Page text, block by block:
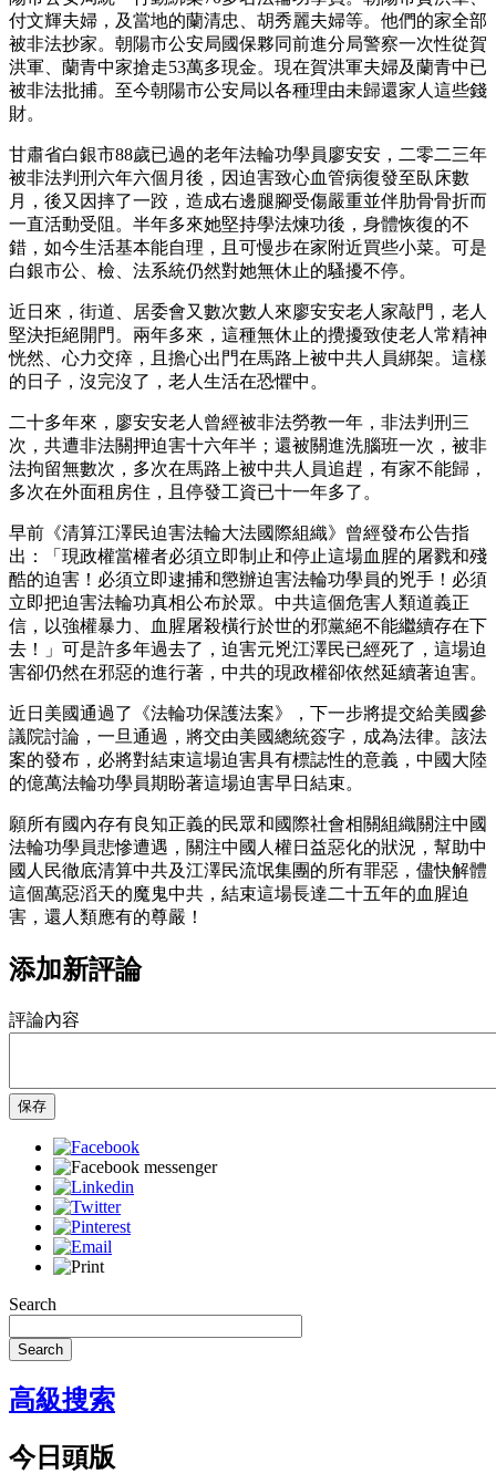
付文輝夫婦，及當地的蘭清忠、胡秀麗夫婦等。他們的家全部
被非法抄家。朝陽市公安局國保夥同前進分局警察一次性從賀
洪軍、蘭青中家搶走53萬多現金。現在賀洪軍夫婦及蘭青中已
被非法批捕。至今朝陽市公安局以各種理由未歸還家人這些錢
財。
甘肅省白銀市88歲已過的老年法輪功學員廖安安，二零二三年
被非法判刑六年六個月後，因迫害致心血管病復發至臥床數
月，後又因摔了一跤，造成右邊腿腳受傷嚴重並伴肋骨骨折而
一直活動受阻。半年多來她堅持學法煉功後，身體恢復的不
錯，如今生活基本能自理，且可慢步在家附近買些小菜。可是
白銀市公、檢、法系統仍然對她無休止的騷擾不停。
近日來，街道、居委會又數次數人來廖安安老人家敲門，老人
堅決拒絕開門。兩年多來，這種無休止的攪擾致使老人常精神
恍然、心力交瘁，且擔心出門在馬路上被中共人員綁架。這樣
的日子，沒完沒了，老人生活在恐懼中。
二十多年來，廖安安老人曾經被非法勞教一年，非法判刑三
次，共遭非法關押迫害十六年半；還被關進洗腦班一次，被非
法拘留無數次，多次在馬路上被中共人員追趕，有家不能歸，
多次在外面租房住，且停發工資已十一年多了。
早前《清算江澤民迫害法輪大法國際組織》曾經發布公告指
出：「現政權當權者必須立即制止和停止這場血腥的屠戮和殘
酷的迫害！必須立即逮捕和懲辦迫害法輪功學員的兇手！必須
立即把迫害法輪功真相公布於眾。中共這個危害人類道義正
信，以強權暴力、血腥屠殺橫行於世的邪黨絕不能繼續存在下
去！」可是許多年過去了，迫害元兇江澤民已經死了，這場迫
害卻仍然在邪惡的進行著，中共的現政權卻依然延續著迫害。
近日美國通過了《法輪功保護法案》，下一步將提交給美國參
議院討論，一旦通過，將交由美國總統簽字，成為法律。該法
案的發布，必將對結束這場迫害具有標誌性的意義，中國大陸
的億萬法輪功學員期盼著這場迫害早日結束。
願所有國內存有良知正義的民眾和國際社會相關組織關注中國
法輪功學員悲慘遭遇，關注中國人權日益惡化的狀況，幫助中
國人民徹底清算中共及江澤民流氓集團的所有罪惡，儘快解體
這個萬惡滔天的魔鬼中共，結束這場長達二十五年的血腥迫
害，還人類應有的尊嚴！
添加新評論
評論內容
保存
Search
Search
高級搜索
今日頭版